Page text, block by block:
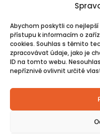
Abychom poskytli co
přístupu k informacím o
cookies. Souhlas s těmito
zpracovávat údaje, jako je
ID na tomto webu.
nepříznivě ovlivnit určité
Povinné informace
GDPR
Cookies